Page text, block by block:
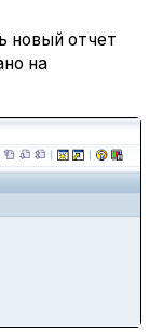
новый отчет
на